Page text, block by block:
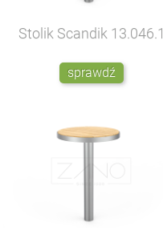
Stolik Scandik 13.046.1
sprawdź